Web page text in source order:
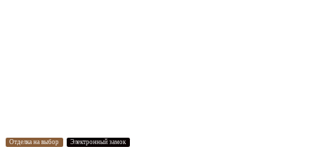
Отделка на выбор Электронный замок